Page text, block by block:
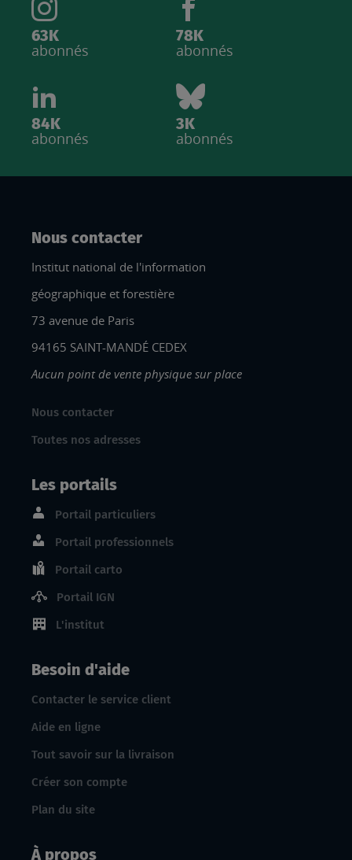
63K
abonnés
78K
abonnés
84K
abonnés
3K
abonnés
Nous contacter
Institut national de l'information
géographique et forestière
73 avenue de Paris
94165 SAINT-MANDÉ CEDEX
Aucun point de vente physique sur place
Nous contacter
Toutes nos adresses
Les portails
Portail particuliers
Portail professionnels
Portail carto
Portail IGN
L'institut
Besoin d'aide
Contacter le service client
Aide en ligne
Tout savoir sur la livraison
Créer son compte
Plan du site
À propos